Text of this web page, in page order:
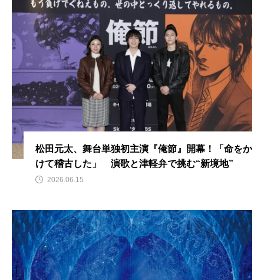
松田元太、舞台単独初主演『俺節』開幕！「命をか
けて稽古した」 演歌と津軽弁で挑む“新境地”
2026.06.15